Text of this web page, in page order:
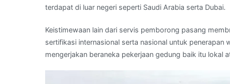
terdapat di luar negeri seperti Saudi Arabia serta Dubai.
Keistimewaan lain dari servis pemborong pasang
sertifikasi internasional serta nasional untuk
mengerjakan beraneka pekerjaan gedung baik itu lokal